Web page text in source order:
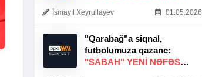
İsmayıl Xeyrullayev 01.05.2026
"Qarabağ"a siqnal,
futbolumuza qazanc:
"SABAH" YENI NƏFƏS